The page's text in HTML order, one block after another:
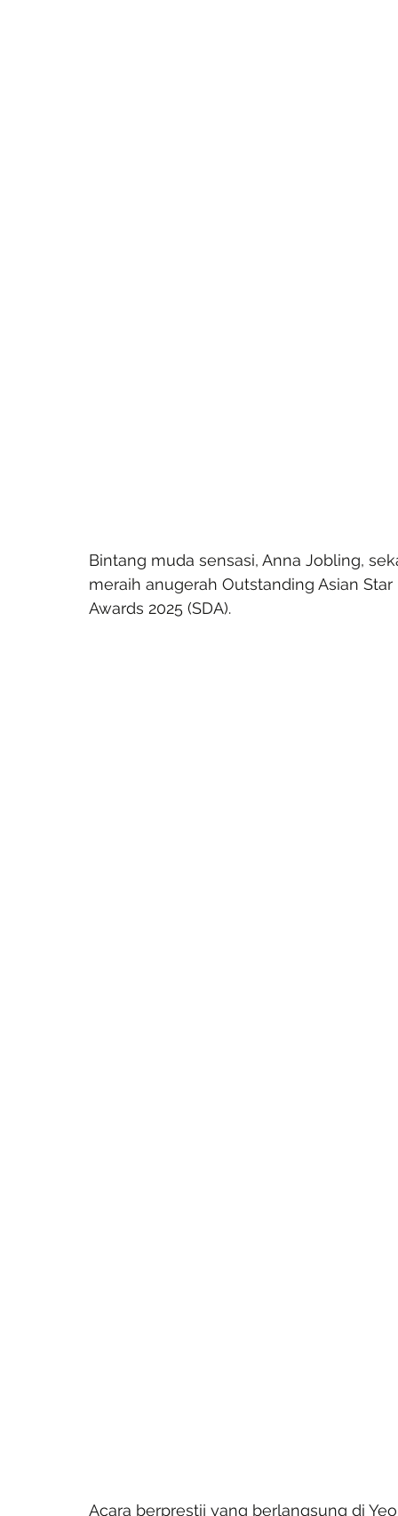
Bintang muda sensasi, Anna Jobling,
meraih anugerah Outstanding Asian
Awards 2025 (SDA).
Acara berprestij yang berlangsung di